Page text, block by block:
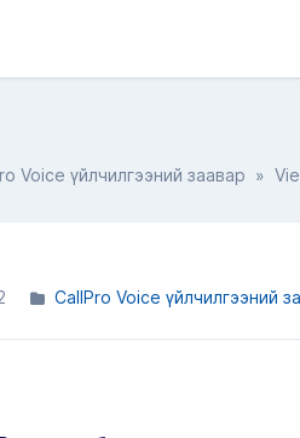
Voice үйлчилгээний заавар »
CallPro Voice үйлчилгээний